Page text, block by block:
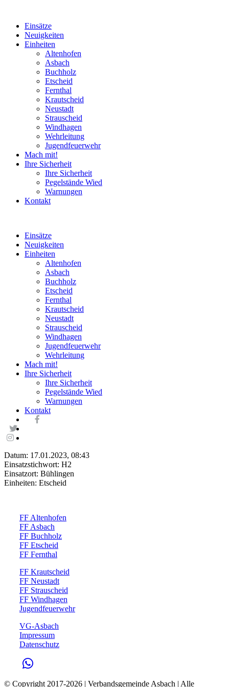
Einsätze
Neuigkeiten
Einheiten
Altenhofen
Asbach
Buchholz
Etscheid
Fernthal
Krautscheid
Neustadt
Strauscheid
Windhagen
Wehrleitung
Jugendfeuerwehr
Mach mit!
Ihre Sicherheit
Ihre Sicherheit
Pegelstände Wied
Warnungen
Kontakt
Einsätze
Neuigkeiten
Einheiten
Altenhofen
Asbach
Buchholz
Etscheid
Fernthal
Krautscheid
Neustadt
Strauscheid
Windhagen
Jugendfeuerwehr
Wehrleitung
Mach mit!
Ihre Sicherheit
Ihre Sicherheit
Pegelstände Wied
Warnungen
Kontakt
Datum: 17.01.2023, 08:43
Einsatzstichwort: H2
Einsatzort: Bühlingen
Einheiten: Etscheid
FF Altenhofen
FF Asbach
FF Buchholz
FF Etscheid
FF Fernthal
FF Krautscheid
FF Neustadt
FF Strauscheid
FF Windhagen
Jugendfeuerwehr
VG-Asbach
Impressum
Datenschutz
© Copyright 2017-2026 | Verbandsgemeinde Asbach | Alle